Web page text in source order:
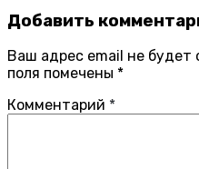
Добавить
Ваш адрес email не будет
поля помечены *
Комментарий *